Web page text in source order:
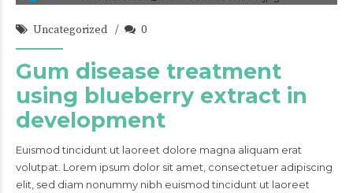
Uncategorized 0
Gum disease treatment
using blueberry extract in
development
Euismod tincidunt ut laoreet dolore magna aliquam erat
volutpat. Lorem ipsum dolor sit amet, consectetuer adipiscing
elit, sed diam nonummy nibh euismod tincidunt ut laoreet